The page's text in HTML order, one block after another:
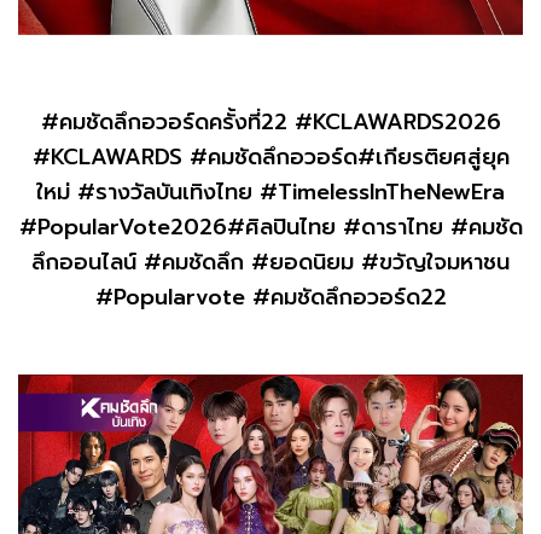
#คมชัดลึกอวอร์ดครั้งที่22 #KCLAWARDS2026
#KCLAWARDS #คมชัดลึกอวอร์ด#เกียรติยศสู่ยุค
ใหม่ #รางวัลบันเทิงไทย #TimelessInTheNewEra
#PopularVote2026#ศิลปินไทย #ดาราไทย #คมชัด
ลึกออนไลน์ #คมชัดลึก #ยอดนิยม #ขวัญใจมหาชน
#Popularvote #คมชัดลึกอวอร์ด22